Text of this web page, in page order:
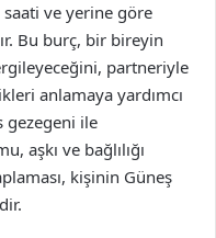
ve yerine göre
Bu burç, bir bireyin
partneriyle
anlamaya yardımcı
gezegeni ile
aşkı ve bağlılığı
kişinin Güneş